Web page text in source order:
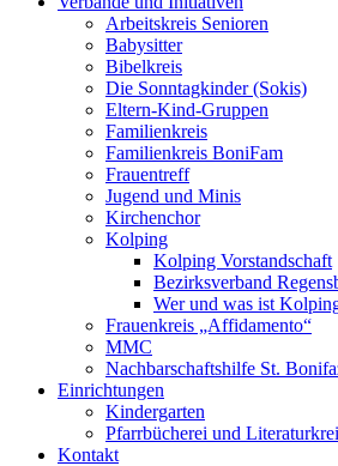
Arbeitskreis Senioren
Babysitter
Bibelkreis
Die Sonntagkinder (Sokis)
Eltern-Kind-Gruppen
Familienkreis
Familienkreis BoniFam
Frauentreff
Jugend und Minis
Kirchenchor
Kolping
Kolping Vorstandschaft
Bezirksverband
Wer und was ist
Frauenkreis „Affidamento“
MMC
Nachbarschaftshilfe St.
Einrichtungen
Kindergarten
Pfarrbücherei und
Kontakt